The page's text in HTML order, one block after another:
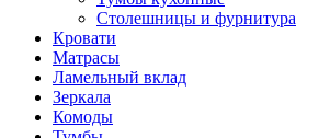
Столешницы и фурнитура
Кровати
Матрасы
Ламельный вклад
Зеркала
Комоды